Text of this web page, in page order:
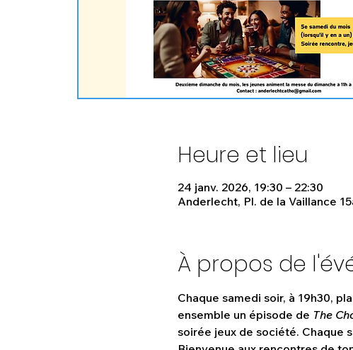
Heure et lieu
24 janv. 2026, 19:30 – 22:30
Anderlecht, Pl. de la Vaillance
À propos de
Chaque samedi soir, à 19h30,
ensemble un épisode de The
soirée jeux de société. Chaque